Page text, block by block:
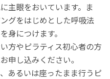
主眼をおいています。ま
グをはじめとした呼吸法
身につけます。
方やピラティス初心者の方
申し込みください。
あるいは座ったまま行うピ